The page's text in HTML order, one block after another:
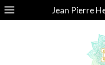
Jean Pierre